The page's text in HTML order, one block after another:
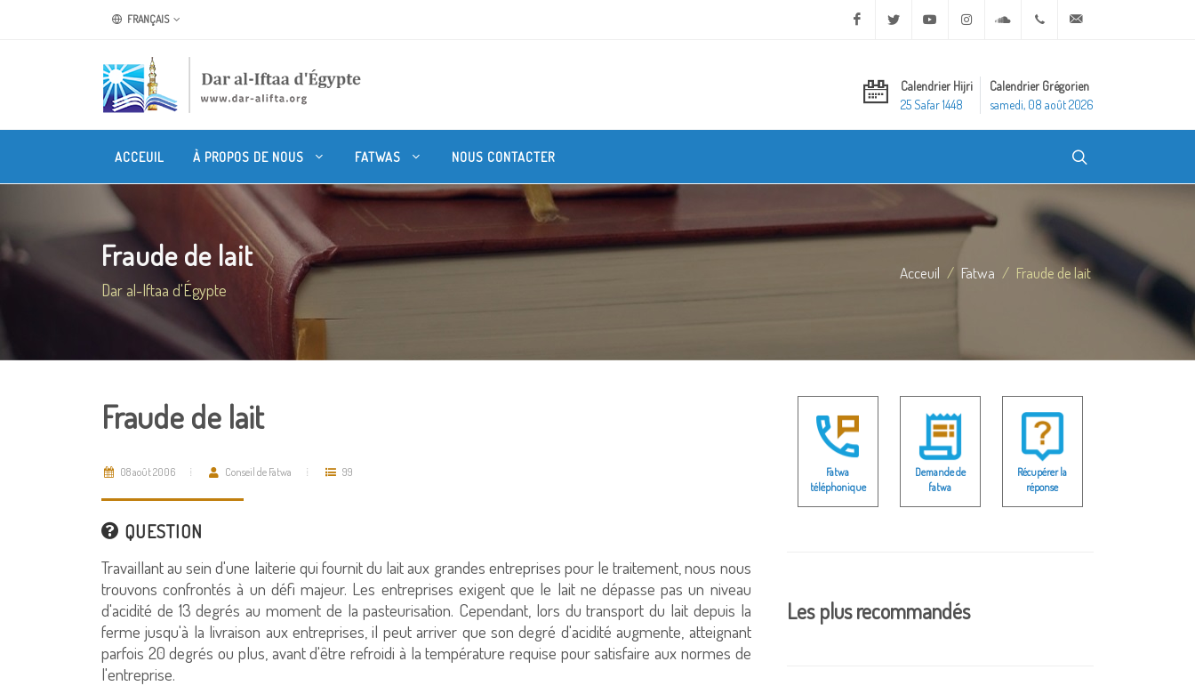
FRANÇAIS Facebook Twitter Youtube Instagram Soundcloud+20 2 25970400
Calendrier Hijri
25 Safar 1448
Calendrier Grégorien
samedi, 08 août 2026
ACCEUIL À PROPOS DE NOUS FATWAS NOUS CONTACTER
Fraude de lait
Dar al-Iftaa d'Égypte
Acceuil Fatwa Fraude de lait
Fraude de lait
08 août 2006 Conseil de Fatwa 99
QUESTION
Travaillant au sein d'une laiterie qui fournit du lait aux grandes entreprises pour le traitement, nous nous
trouvons confrontés à un défi majeur. Les entreprises exigent que le lait ne dépasse pas un niveau
d'acidité de 13 degrés au moment de la pasteurisation. Cependant, lors du transport du lait depuis la
ferme jusqu'à la livraison aux entreprises, il peut arriver que son degré d'acidité augmente, atteignant
parfois 20 degrés ou plus, avant d'être refroidi à la température requise pour satisfaire aux normes de
l'entreprise.
Fatwa
téléphonique
Demande de
fatwa
Récupérer la
réponse
Les plus recommandés